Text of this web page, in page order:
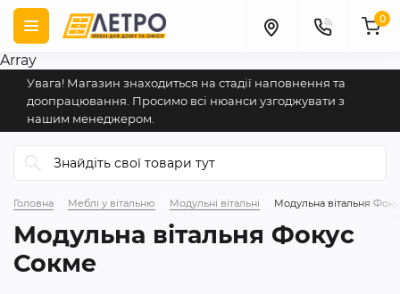
Array
Увага! Магазин знаходиться на стадії наповнення та
доопрацювання. Просимо всі нюанси узгоджувати з
нашим менеджером.
0
Головна Меблі у вітальню Модульні вітальні Модульна вітальня
Модульна вітальня Фокус
Сокме